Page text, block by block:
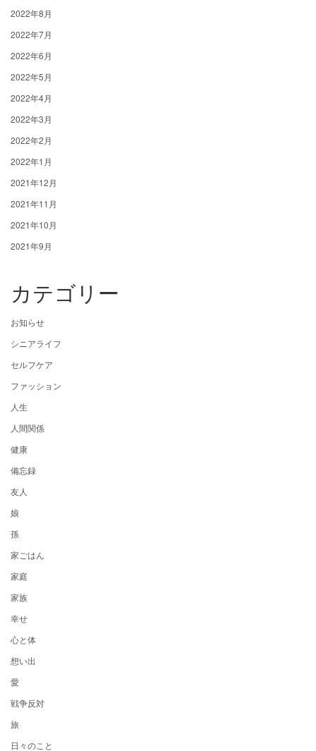
2022年8月
2022年7月
2022年6月
2022年5月
2022年4月
2022年3月
2022年2月
2022年1月
2021年12月
2021年11月
2021年10月
2021年9月
カテゴリー
お知らせ
シニアライフ
セルフケア
ファッション
人生
人間関係
健康
備忘録
友人
娘
孫
家ごはん
家庭
家族
幸せ
心と体
想い出
愛
戦争反対
旅
日々のこと